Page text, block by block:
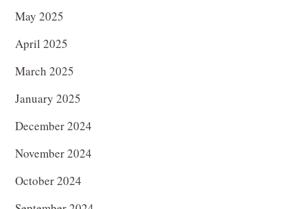
May 2025
April 2025
March 2025
January 2025
December 2024
November 2024
October 2024